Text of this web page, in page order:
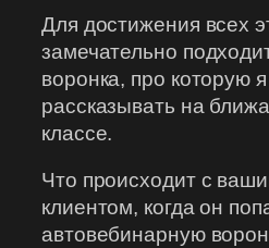
Для достижения всех
замечательно
воронка, про которую
рассказывать на
классе.
Что происходит с
клиентом, когда он
автовебинарную